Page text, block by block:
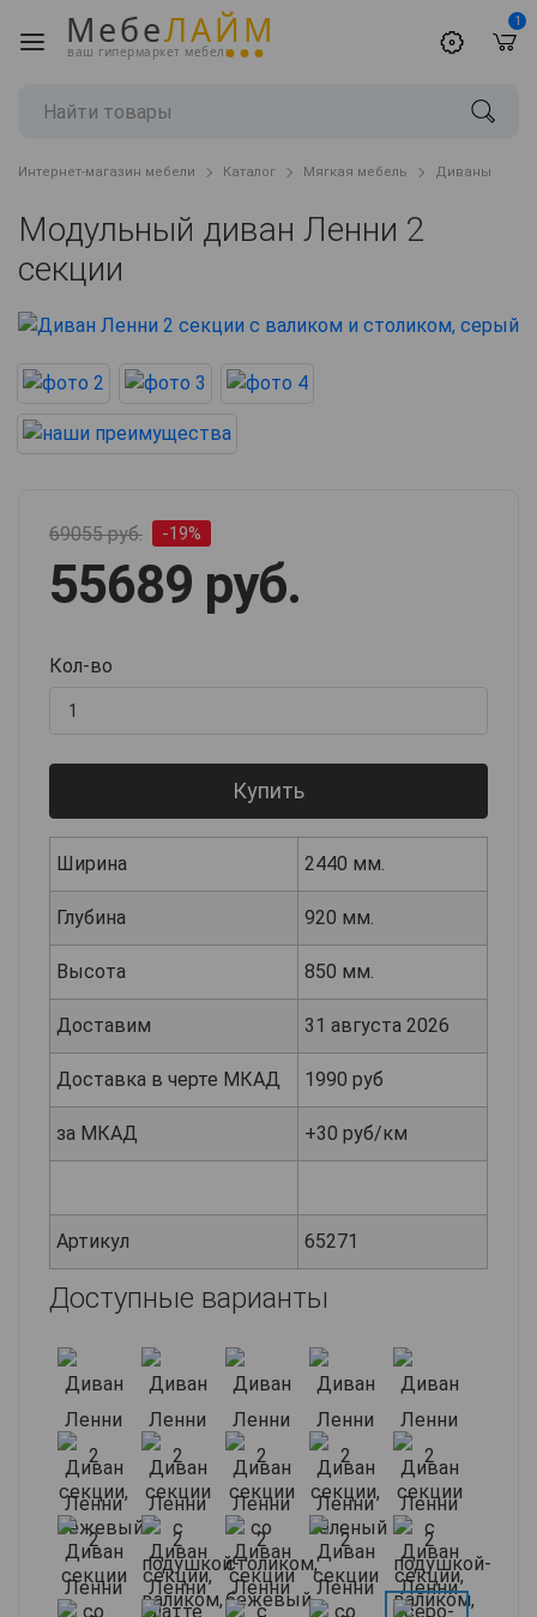
МебеЛАЙМ
ваш гипермаркет мебели
1
Интернет-магазин мебели Каталог Мягкая мебель Диваны
Модульный диван Ленни 2
секции
69055 руб. -19%
55689 руб.
Кол-во
Купить
Ширина 2440 мм.
Глубина 920 мм.
Высота 850 мм.
Доставим 31 августа 2026
Доставка в черте МКАД 1990 руб
за МКАД +30 руб/км
Артикул 65271
Доступные варианты